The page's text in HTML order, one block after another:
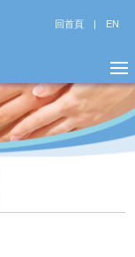
回首頁| EN